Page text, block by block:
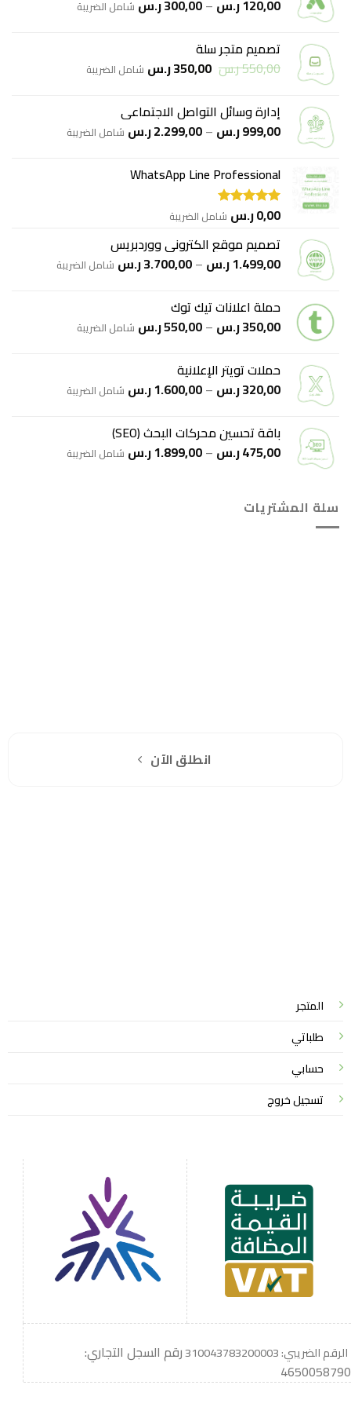
120,00ر.س –
300,00ر.س نطاق
خلال
شامل الضريبة
تصميم متجر سلة
550,00ر.س السعر
550,00 ر.س.
350,00ر.سالسعر
350,00 ر.س.
شامل الضريبة
إدارة وسائل التواصل الاجتماعي
999,00ر.س –
2.299,00ر.س نطاق
شامل الضريبة
WhatsApp Line Professional
تم التقييم
من 5 0,00ر.س شامل الضريبة
تصميم موقع الكتروني ووردبريس
1.499,00ر.س –
3.700,00ر.س نطاق
خلال
شامل الضريبة
حملة اعلانات تيك توك
350,00ر.س –
550,00ر.س نطاق
خلال
شامل الضريبة
حملات تويتر الإعلانية
320,00ر.س –
1.600,00ر.س نطاق
من
خلال
شامل الضريبة
باقة تحسين محركات البحث (SEO)
475,00ر.س –
1.899,00ر.س نطاق
شامل الضريبة
سلة المشتريات
انطلق الآن
المتجر
طلباتي
حسابي
تسجيل خروج
الرقم الضريبي: 310043783200003
رقم السجل التجاري:
4650058790